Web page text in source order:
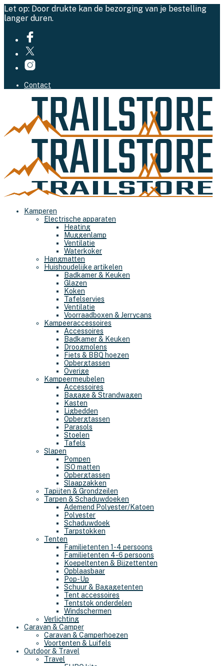
Let op: Door drukte kan de bezorging van je bestelling
langer duren.
Contact
Kamperen
Electrische apparaten
Heating
Muggenlamp
Ventilatie
Waterkoker
Hangmatten
Huishoudelijke artikelen
Badkamer & Keuken
Glazen
Koken
Tafelservies
Ventilatie
Voorraadboxen & Jerrycans
Kampeeraccessoires
Accessoires
Badkamer & Keuken
Droogmolens
Fiets & BBQ hoezen
Opbergtassen
Overige
Kampeermeubelen
Accessoires
Bagage & Strandwagen
Kasten
Ligbedden
Opbergtassen
Parasols
Stoelen
Tafels
Slapen
Pompen
ISO matten
Opbergtassen
Slaapzakken
Tapijten & Grondzeilen
Tarpen & Schaduwdoeken
Ademend Polyester/Katoen
Polyester
Schaduwdoek
Tarpstokken
Tenten
Familietenten 1-4 persoons
Familietenten 4-6 persoons
Koepeltenten & Bijzettenten
Opblaasbaar
Pop-Up
Schuur & Bagagetenten
Tent accessoires
Tentstok onderdelen
Windschermen
Verlichting
Caravan & Camper
Caravan & Camperhoezen
Voortenten & Luifels
Outdoor & Travel
Travel